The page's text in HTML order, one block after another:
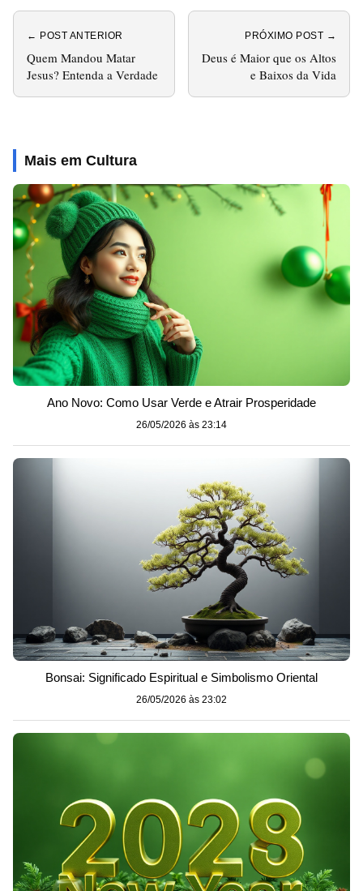
← POST ANTERIOR
Quem Mandou Matar
Jesus? Entenda a Verdade
PRÓXIMO POST →
Deus é Maior que os Altos
e Baixos da Vida
Mais em Cultura
Ano Novo: Como Usar Verde e Atrair Prosperidade
26/05/2026 às 23:14
Bonsai: Significado Espiritual e Simbolismo Oriental
26/05/2026 às 23:02